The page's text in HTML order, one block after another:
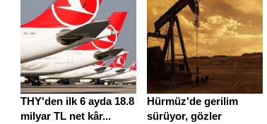
THY'den ilk 6 ayda 18.8
milyar TL net kâr...
Hürmüz'de gerilim
sürüyor, gözler